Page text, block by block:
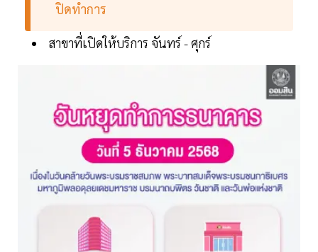
ปิดทำการ
สาขาที่เปิดให้บริการ จันทร์ - ศุกร์